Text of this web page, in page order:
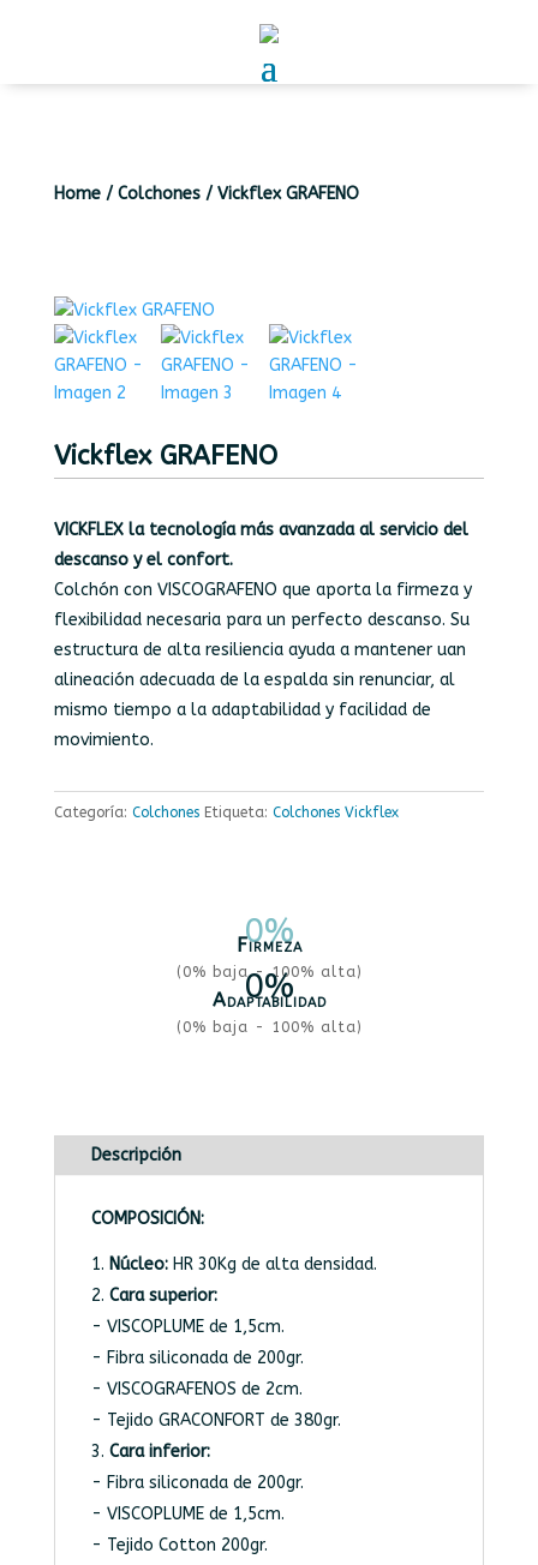
Home/ Colchones/ Vickflex GRAFENO
Vickflex GRAFENO
VICKFLEX la tecnología más avanzada al servicio del
descanso y el confort.
Colchón con VISCOGRAFENO que aporta la firmeza y
flexibilidad necesaria para un perfecto descanso. Su
estructura de alta resiliencia ayuda a mantener uan
alineación adecuada de la espalda sin renunciar, al
mismo tiempo a la adaptabilidad y facilidad de
movimiento.
Categoría: Colchones Etiqueta: Colchones Vickflex
0%
Firmeza
(0% baja - 100% alta)
0%
Adaptabilidad
(0% baja - 100% alta)
Descripción
COMPOSICIÓN:
Núcleo:HR 30Kg de alta densidad.
Cara superior:
- VISCOPLUME de 1,5cm.
- Fibra siliconada de 200gr.
- VISCOGRAFENOS de 2cm.
- Tejido GRACONFORT de 380gr.
Cara inferior:
- Fibra siliconada de 200gr.
- VISCOPLUME de 1,5cm.
- Tejido Cotton 200gr.